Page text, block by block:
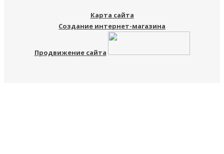
Карта сайта
Создание интернет-магазина
Продвижение сайта